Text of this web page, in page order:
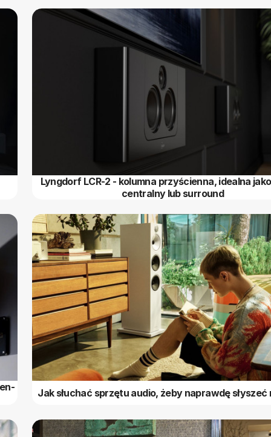
pracy
Lyngdorf LCR-2 - kolumna przyścienna, idealna
centralny lub surround
Jak słuchać sprzętu audio, żeby naprawdę słyszeć